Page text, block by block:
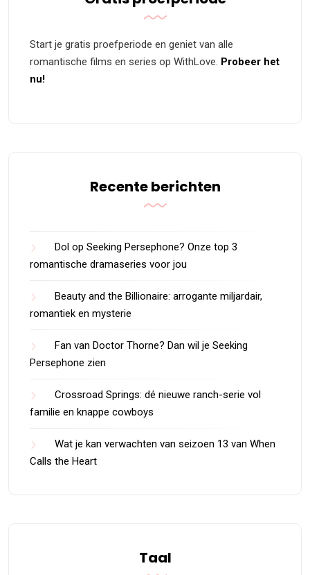
Start je gratis proefperiode en geniet van alle
romantische films en series op WithLove. Probeer het
nu!
Recente berichten
Dol op Seeking Persephone? Onze top 3
romantische dramaseries voor jou
Beauty and the Billionaire: arrogante miljardair,
romantiek en mysterie
Fan van Doctor Thorne? Dan wil je Seeking
Persephone zien
Crossroad Springs: dé nieuwe ranch-serie vol
familie en knappe cowboys
Wat je kan verwachten van seizoen 13 van When
Calls the Heart
Taal